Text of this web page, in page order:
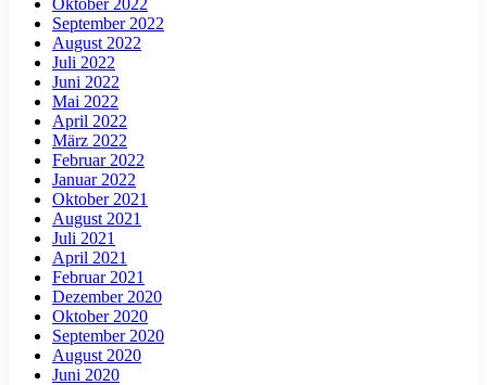
September 2022
August 2022
Juli 2022
Juni 2022
Mai 2022
April 2022
März 2022
Februar 2022
Januar 2022
Oktober 2021
August 2021
Juli 2021
April 2021
Februar 2021
Dezember 2020
Oktober 2020
September 2020
August 2020
Juni 2020